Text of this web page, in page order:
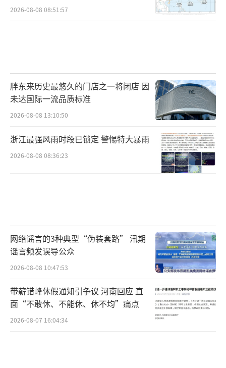
2026-08-08 08:51:57
胖东来历史最悠久的门店之一将闭店 因
未达国际一流品质标准
2026-08-08 13:10:50
浙江最强风雨时段已锁定 警惕特大暴雨
2026-08-08 08:36:23
网络谣言的3种典型“伪装套路” 汛期
谣言频发误导公众
2026-08-08 10:47:53
带薪错峰休假通知引争议 河南回应 直
面“不敢休、不能休、休不均”痛点
2026-08-07 16:04:34